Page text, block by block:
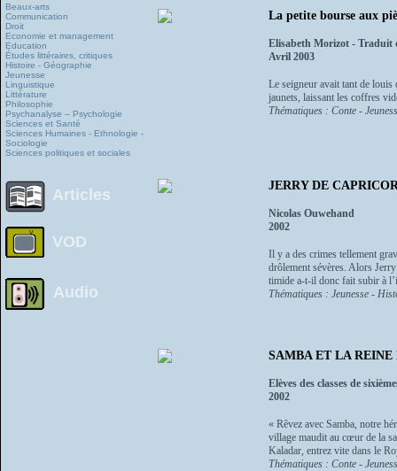
Beaux-arts
Communication
Droit
Economie et management
Education
Études littéraires, critiques
Histoire - Géographie
Jeunesse
Linguistique
Littérature
Philosophie
Psychanalyse – Psychologie
Sciences et Santé
Sciences Humaines - Ethnologie -
Sociologie
Sciences politiques et sociales
Articles
VOD
Audio
La petite bourse aux
Elisabeth Morizot -
Avril 2003
Le seigneur avait tant de
jaunets, laissant les coffres
Thématiques : Conte -
JERRY DE
Nicolas Ouwehand
2002
Il y a des crimes tellement
drôlement sévères. Alors
timide a-t-il donc fait subir à
Thématiques : Jeunesse -
SAMBA ET LA REINE
Elèves des classes de
2002
« Rêvez avec Samba, notre
village maudit au cœur de la
Kaladar, entrez vite dans le
Thématiques : Conte -